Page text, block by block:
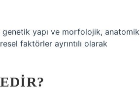
genetik yapı ve morfolojik, anatomik
faktörler ayrıntılı olarak